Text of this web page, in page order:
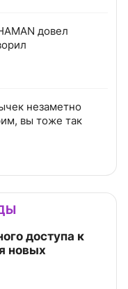
довел
незаметно
вы тоже так
доступа к
новых